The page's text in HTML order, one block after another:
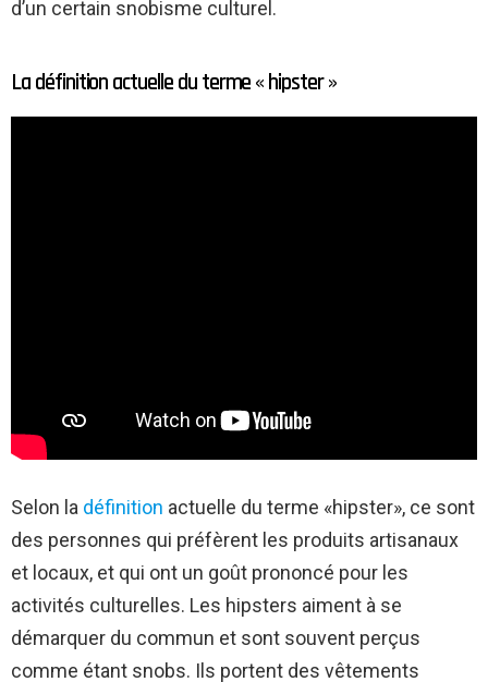
d’un certain snobisme culturel.
La définition actuelle du terme « hipster »
Selon la définition actuelle du terme «hipster», ce sont
des personnes qui préfèrent les produits artisanaux
et locaux, et qui ont un goût prononcé pour les
activités culturelles. Les hipsters aiment à se
démarquer du commun et sont souvent perçus
comme étant snobs. Ils portent des vêtements